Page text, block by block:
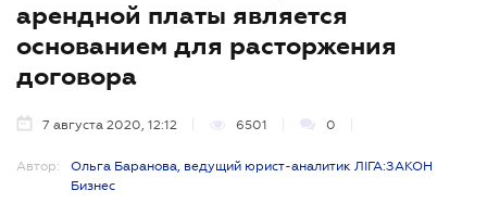
арендной платы является
основанием для расторжения
договора
7 августа 2020, 12:12 6501 0
Автор:
Ольга Баранова, ведущий юрист-аналитик ЛІГА:ЗАКОН
Бизнес